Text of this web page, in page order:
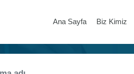
Ana Sayfa Biz Kimiz